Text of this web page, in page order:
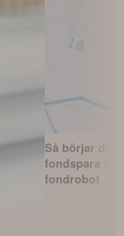
Så börjar du
fondspara
fondrobot